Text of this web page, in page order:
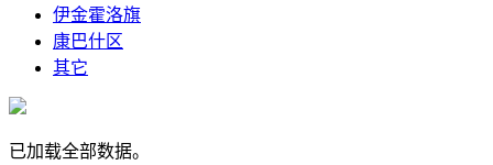
伊金霍洛旗
康巴什区
其它
已加载全部数据。